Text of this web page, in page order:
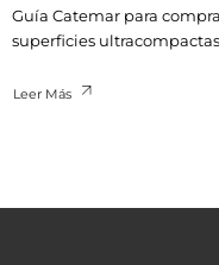
Guía Catemar para
superficies
Leer Más